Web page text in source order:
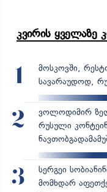
კვირის ყველაზე
1
მოსკოვში,
სავარაუდოდ,
2
ვოლოდიმირ
რუსული
3
სერგეი
მომხდარ